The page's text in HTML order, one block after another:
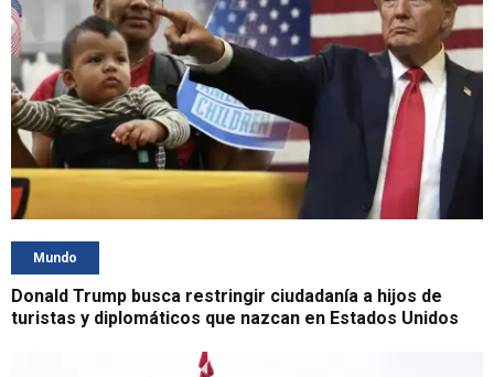
Mundo
Donald Trump busca restringir ciudadanía a hijos de
turistas y diplomáticos que nazcan en Estados Unidos